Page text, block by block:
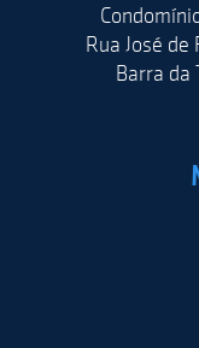
Rua José
Barra da